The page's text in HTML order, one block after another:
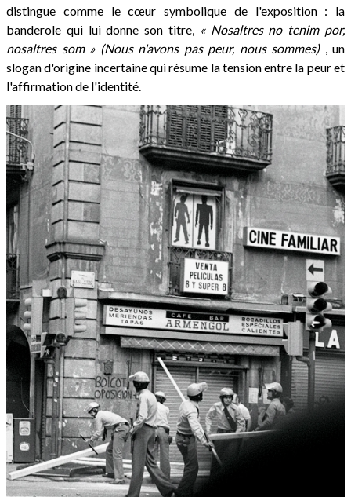
distingue comme le cœur symbolique de l'exposition : la
banderole qui lui donne son titre, « Nosaltres no tenim por,
nosaltres som » (Nous n'avons pas peur, nous sommes), un
slogan d'origine incertaine qui résume la tension entre la peur et
l'affirmation de l'identité.